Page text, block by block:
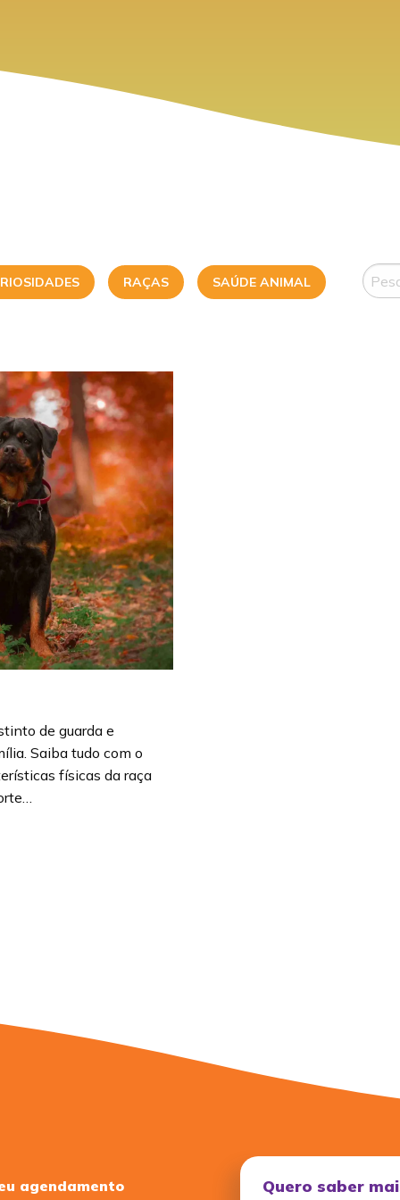
RAÇAS SAÚDE ANIMAL
de guarda e
Saiba tudo com o
físicas da raça
agendamento
Quero saber